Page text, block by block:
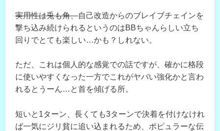
実用性は兎も角、自己改造からのブレイブチェインを
撃ち込み続けられるというのはBBちゃんらしい立ち
回りでとても楽しい…かも？しれない。
ただ、これは個人的な感覚での話ですが、確かに格段
に使いやすくなった一方でこれがヤバい強化かと言わ
れるとうーん…と首を傾げる所。
短いと1ターン、長くても3ターンで決着を付けなけれ
ば一気にジリ貧に追い込まれるため、ポピュラーな伝